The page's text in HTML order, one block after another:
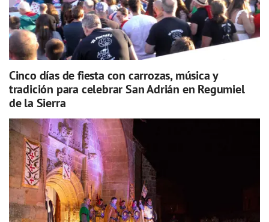
Cinco días de fiesta con carrozas, música y
tradición para celebrar San Adrián en Regumiel
de la Sierra